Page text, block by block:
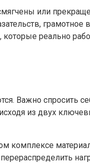
или
реально
Важно спросить
из двух
комплексе